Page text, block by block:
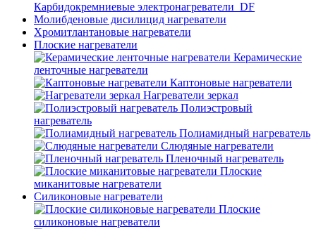
Карбидокремниевые электронагреватели_DF
Молибденовые дисилицид нагреватели
Хромитлантановые нагреватели
Плоские нагреватели
Керамические
ленточные нагреватели
Каптоновые нагреватели
Нагреватели зеркал
Полиэстровый
нагреватель
Полиамидный нагреватель
Слюдяные нагреватели
Пленочный нагреватель
Плоские
миканитовые нагреватели
Силиконовые нагреватели
Плоские
силиконовые нагреватели